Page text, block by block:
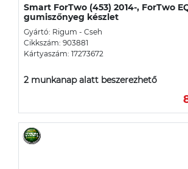
Smart ForTwo (453) 2014-, ForTwo
gumiszőnyeg készlet
Gyártó: Rigum - Cseh
Cikkszám: 903881
Kártyaszám: 17273672
2 munkanap alatt beszerezhető